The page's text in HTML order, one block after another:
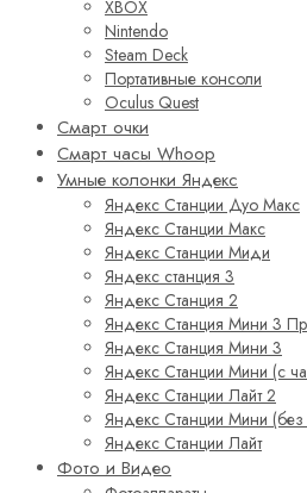
XBOX
Nintendo
Steam Deck
Портативные консоли
Oculus Quest
Смарт очки
Смарт часы Whoop
Умные колонки Яндекс
Яндекс Станции Дуо Макс
Яндекс Станции Макс
Яндекс Станции Миди
Яндекс станция 3
Яндекс Станция 2
Яндекс Станция Мини 3
Яндекс Станция Мини 3
Яндекс Станции Мини (с
Яндекс Станции Лайт 2
Яндекс Станции Мини (без
Яндекс Станции Лайт
Фото и Видео